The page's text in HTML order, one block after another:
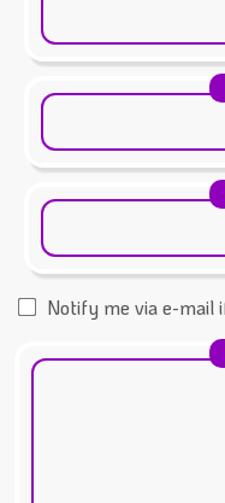
Notify me via e-mail